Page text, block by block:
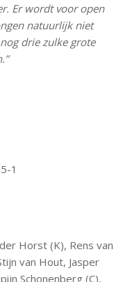
Er wordt voor open
natuurlijk niet
drie zulke grote
1
Horst (K), Rens van
van Hout, Jasper
Schonenberg (C),